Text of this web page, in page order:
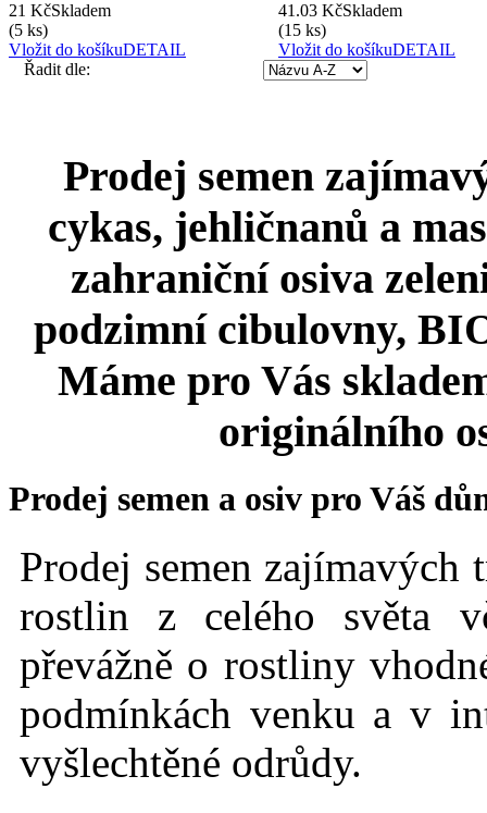
21 KčSkladem
(5 ks)
Vložit do košíkuDETAIL
41.03 KčSkladem
(15 ks)
Vložit do košíkuDETAIL
Řadit dle:
Prodej semen
cykas, jehličnanů a
zahraniční osiva
podzimní cibulovny,
Máme pro Vás
originálního
Prodej semen a osiv pro Váš
Prodej semen
rostlin z celého světa
převážně o rostliny
podmínkách venku a v
vyšlechtěné odrůdy.